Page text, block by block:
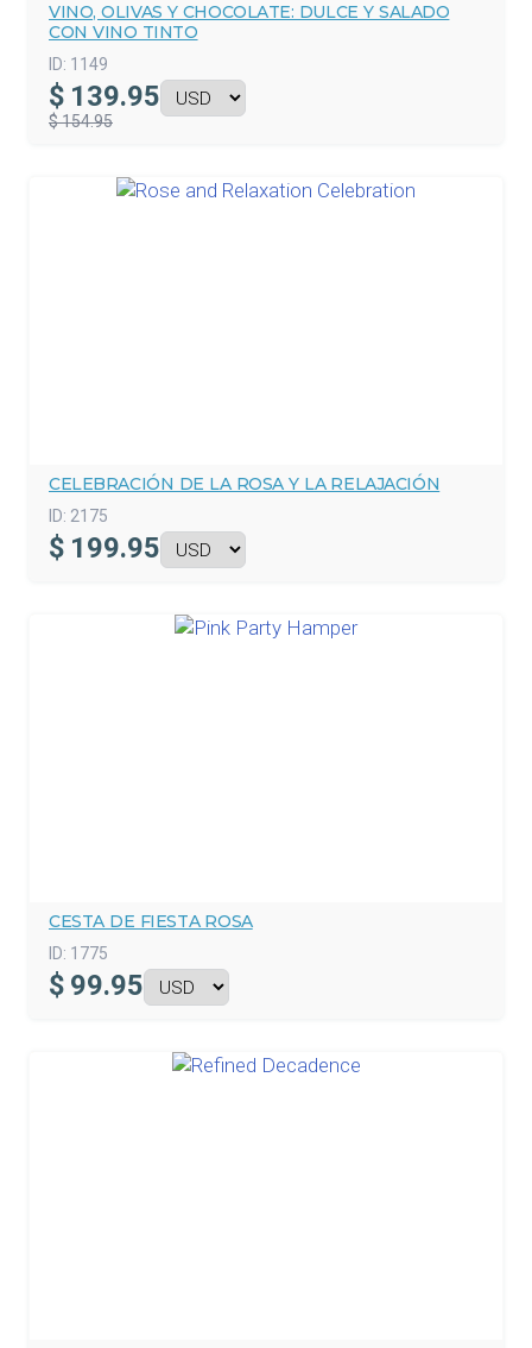
VINO, OLIVAS Y CHOCOLATE: DULCE Y SALADO
CON VINO TINTO
ID: 1149
$ 139.95
$ 154.95
CELEBRACIÓN DE LA ROSA Y LA RELAJACIÓN
ID: 2175
$ 199.95
CESTA DE FIESTA ROSA
ID: 1775
$ 99.95